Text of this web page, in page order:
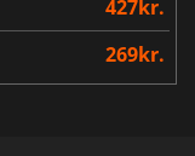
427kr.
269kr.